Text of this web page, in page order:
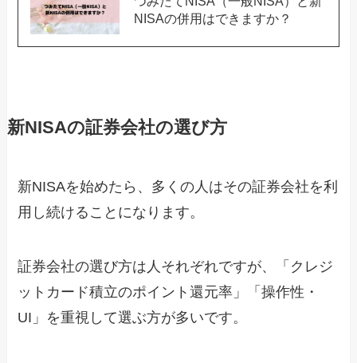
NISAの併用はできますか？
新NISAの証券会社の選び方
新NISAを始めたら、多くの人はその証券会社を利
用し続けることになります。
証券会社の選び方は人それぞれですが、「クレジ
ットカード積立のポイント還元率」「操作性・
UI」を重視して選ぶ方が多いです。